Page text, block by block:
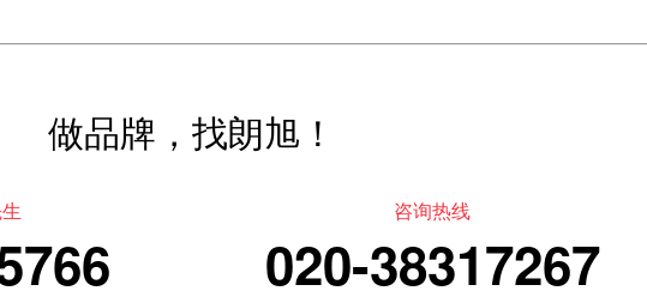
做品牌，找朗旭！
咨询热线
020-38317267